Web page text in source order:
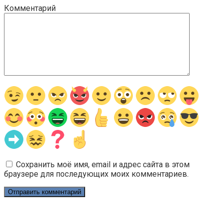
Комментарий
Сохранить моё имя, email и адрес сайта в этом
браузере для последующих моих комментариев.